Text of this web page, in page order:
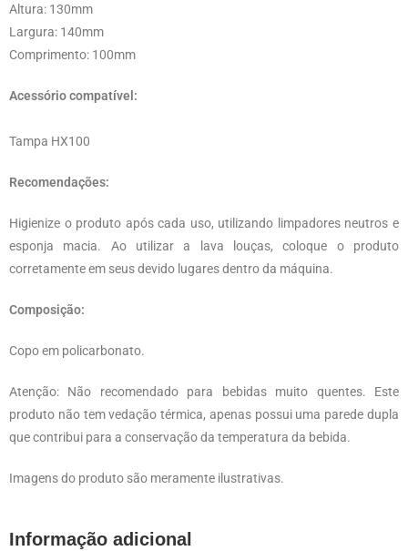
Altura: 130mm
Largura: 140mm
Comprimento: 100mm
Acessório compatível:
Tampa HX100
Recomendações:
Higienize o produto após cada uso, utilizando limpadores neutros e
esponja macia. Ao utilizar a lava louças, coloque o produto
corretamente em seus devido lugares dentro da máquina.
Composição:
Copo em policarbonato.
Atenção: Não recomendado para bebidas muito quentes. Este
produto não tem vedação térmica, apenas possui uma parede dupla
que contribui para a conservação da temperatura da bebida.
Imagens do produto são meramente ilustrativas.
Informação adicional